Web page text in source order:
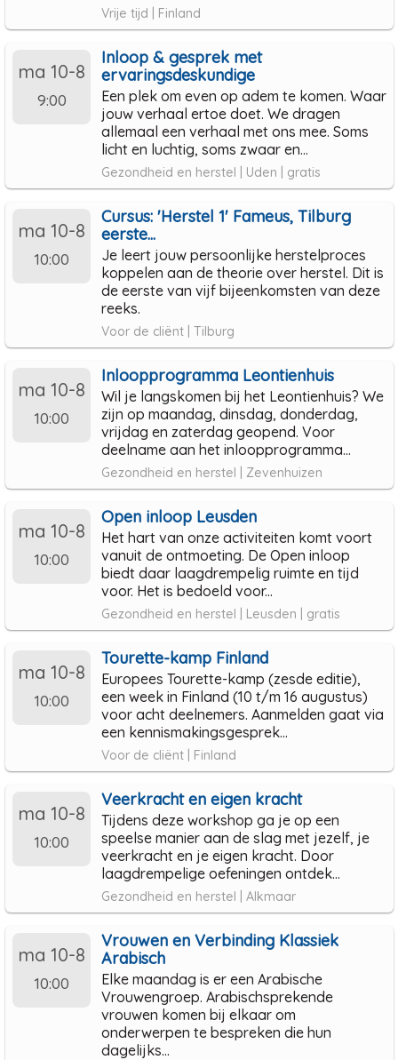
Vrije tijd | Finland
ma 10-8
9:00
Inloop & gesprek met
ervaringsdeskundige
Een plek om even op adem te komen. Waar
jouw verhaal ertoe doet. We dragen
allemaal een verhaal met ons mee. Soms
licht en luchtig, soms zwaar en...
Gezondheid en herstel | Uden | gratis
ma 10-8
10:00
Cursus: 'Herstel 1' Fameus, Tilburg
eerste...
Je leert jouw persoonlijke herstelproces
koppelen aan de theorie over herstel. Dit is
de eerste van vijf bijeenkomsten van deze
reeks.
Voor de cliënt | Tilburg
ma 10-8
10:00
Inloopprogramma Leontienhuis
Wil je langskomen bij het Leontienhuis? We
zijn op maandag, dinsdag, donderdag,
vrijdag en zaterdag geopend. Voor
deelname aan het inloopprogramma...
Gezondheid en herstel | Zevenhuizen
ma 10-8
10:00
Open inloop Leusden
Het hart van onze activiteiten komt voort
vanuit de ontmoeting. De Open inloop
biedt daar laagdrempelig ruimte en tijd
voor. Het is bedoeld voor...
Gezondheid en herstel | Leusden | gratis
ma 10-8
10:00
Tourette-kamp Finland
Europees Tourette-kamp (zesde editie),
een week in Finland (10 t/m 16 augustus)
voor acht deelnemers. Aanmelden gaat via
een kennismakingsgesprek...
Voor de cliënt | Finland
ma 10-8
10:00
Veerkracht en eigen kracht
Tijdens deze workshop ga je op een
speelse manier aan de slag met jezelf, je
veerkracht en je eigen kracht. Door
laagdrempelige oefeningen ontdek...
Gezondheid en herstel | Alkmaar
ma 10-8
10:00
Vrouwen en Verbinding Klassiek
Arabisch
Elke maandag is er een Arabische
Vrouwengroep. Arabischsprekende
vrouwen komen bij elkaar om
onderwerpen te bespreken die hun
dagelijks...